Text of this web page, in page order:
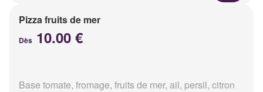
Pizza fruits de mer
Dès 10.00 €
Base tomate, fromage, fruits de mer, ail, persil, citron